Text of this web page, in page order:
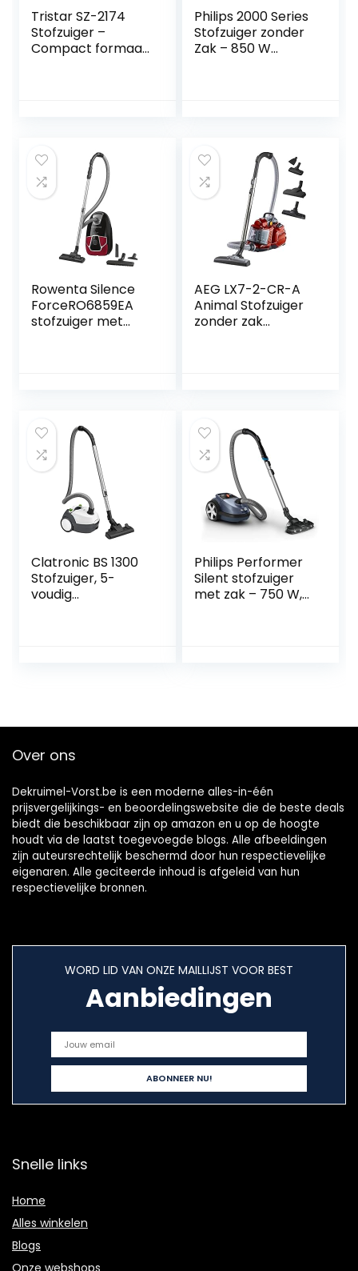
Tristar SZ-2174
Stofzuiger –
Compact formaat
Philips 2000 Series
Stofzuiger zonder
Zak – 850 W
Rowenta Silence
ForceRO6859EA
stofzuiger met
AEG LX7-2-CR-A
Animal Stofzuiger
zonder zak
1,4 l stofcontainer,
wasbaar Hygiene
Filter, 9 m
actieradius) rood
Clatronic BS 1300
Stofzuiger, 5-
voudig
Philips Performer
Silent stofzuiger
met zak – 750 W,
Over ons
Dekruimel-Vorst.be is een moderne alles-in-één
prijsvergelijkings- en beoordelingswebsite die de beste deals
biedt die beschikbaar zijn op amazon en u op de hoogte
houdt via de laatst toegevoegde blogs. Alle afbeeldingen
zijn auteursrechtelijk beschermd door hun respectievelijke
eigenaren. Alle geciteerde inhoud is afgeleid van hun
respectievelijke bronnen.
WORD LID VAN ONZE MAILLIJST VOOR BEST
Aanbiedingen
Snelle links
Home
Alles winkelen
Blogs